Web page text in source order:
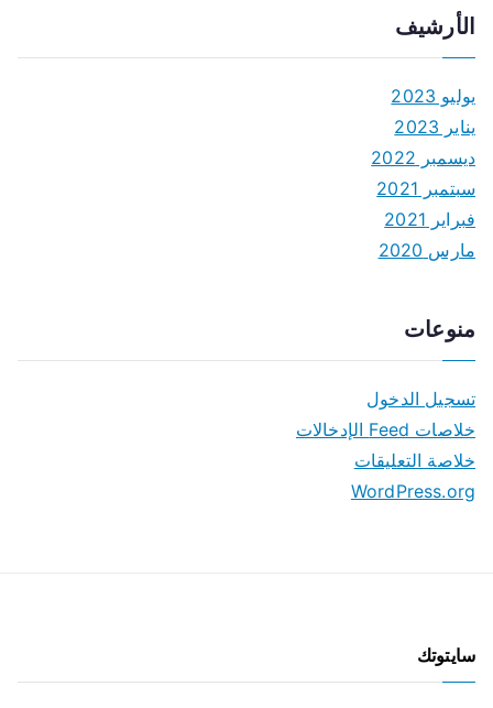
الأرشيف
يوليو 2023
يناير 2023
ديسمبر 2022
سبتمبر 2021
فبراير 2021
مارس 2020
منوعات
تسجيل الدخول
خلاصات Feed الإدخالات
خلاصة التعليقات
WordPress.org
سايتوتك